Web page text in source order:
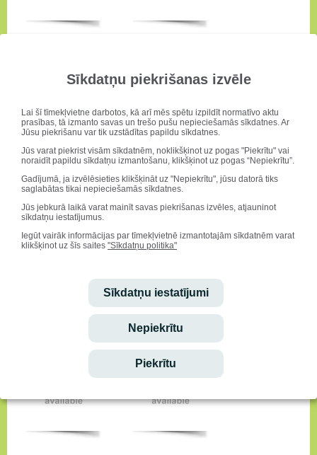
Sīkdatņu piekrišanas izvēle
Lai šī tīmekļvietne darbotos, kā arī mēs spētu izpildīt normatīvo aktu
prasības, tā izmanto savas un trešo pušu nepieciešamās sīkdatnes. Ar
Jūsu piekrišanu var tik uzstādītas papildu sīkdatnes.
Jūs varat piekrist visām sīkdatnēm, noklikšķinot uz pogas "Piekrītu" vai
noraidīt papildu sīkdatņu izmantošanu, klikšķinot uz pogas “Nepiekrītu”.
Gadījumā, ja izvēlēsieties klikšķināt uz "Nepiekrītu", jūsu datorā tiks
saglabātas tikai nepieciešamās sīkdatnes.
Jūs jebkurā laikā varat mainīt savas piekrišanas izvēles, atjauninot
sīkdatņu iestatījumus.
Iegūt vairāk informācijas par tīmekļvietnē izmantotajām sīkdatnēm varat
klikšķinot uz šīs saites "Sīkdatņu politika"
Sīkdatņu iestatījumi
Nepiekrītu
Piekrītu